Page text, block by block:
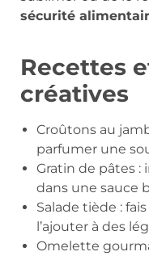
sécurité
Recettes
créatives
Croûtons au
parfumer une
Gratin de pâtes :
dans une sauce
Salade tiède :
l’ajouter à des
Omelette